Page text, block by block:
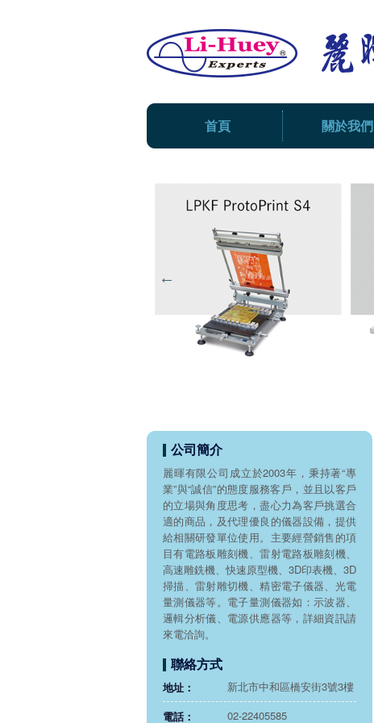
首頁 關於我們
公司簡介
麗暉有限公司成立於2003年，秉持著“專
業”與“誠信”的態度服務客戶，並且以客戶
的立場與角度思考，盡心力為客戶挑選合
適的商品，及代理優良的儀器設備，提供
給相關研發單位使用。主要經營銷售的項
目有電路板雕刻機、雷射電路板雕刻機、
高速雕銑機、快速原型機、3D印表機、3D
掃描、雷射雕切機、精密電子儀器、光電
量測儀器等。電子量測儀器如：示波器、
邏輯分析儀、電源供應器等，詳細資訊請
來電洽詢。
聯絡方式
地址：
新北市中和區橋安街3號3樓
電話：
02-22405585